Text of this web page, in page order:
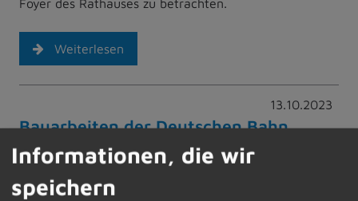
Weiterlesen
13.10.2023
Bauarbeiten der Deutschen Bahn
Die DB Netz AG hat aktuell über bevorstehende
Bahnstrecke Ulm-Kempten im Streckenabschnitt
Informationen, die wir
speichern